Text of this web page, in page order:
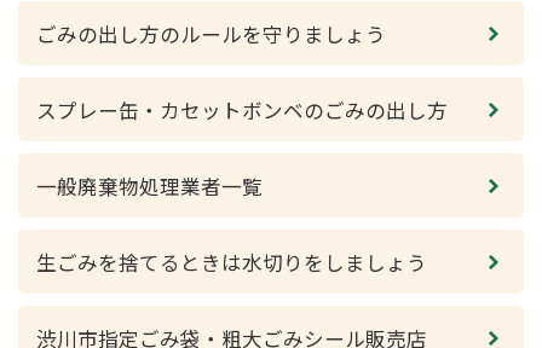
ごみの出し方のルールを守りましょう
スプレー缶・カセットボンベのごみの出し方
一般廃棄物処理業者一覧
生ごみを捨てるときは水切りをしましょう
渋川市指定ごみ袋・粗大ごみシール販売店